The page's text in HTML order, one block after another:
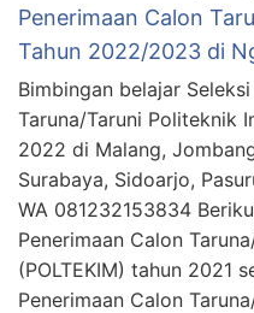
Penerimaan Calon
Tahun 2022/2023 di
Bimbingan belajar
Taruna/Taruni Politeknik
2022 di Malang,
Surabaya, Sidoarjo,
WA 081232153834
Penerimaan Calon
(POLTEKIM) tahun 2021
Penerimaan Calon